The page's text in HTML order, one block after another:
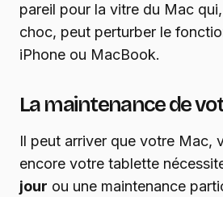
pareil pour la vitre du Mac
choc, peut perturber le
iPhone ou MacBook.
La maintenance de
Il peut arriver que votre Mac,
encore votre tablette
jour ou une maintenance